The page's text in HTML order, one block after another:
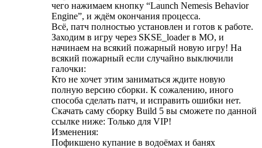
чего нажимаем кнопку “Launch Nemesis Behavior
Engine”, и ждём окончания процесса.
Всё, патч полностью установлен и готов к работе.
Заходим в игру через SKSE_loader в МО, и
начинаем на всякий пожарный новую игру! На
всякий пожарный если случайно выключили
галочки:
Кто не хочет этим заниматься ждите новую
полную версию сборки. К сожалению, иного
способа сделать патч, и исправить ошибки нет.
Скачать саму сборку Build 5 вы сможете по данной
ссылке ниже: Только для VIP!
Изменения:
Пофикшено купание в водоёмах и банях